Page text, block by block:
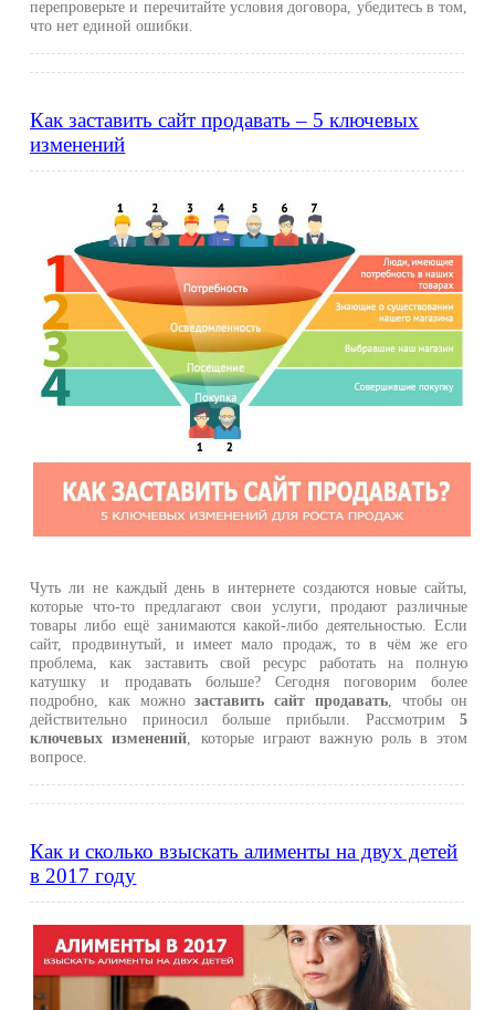
перепроверьте и перечитайте условия договора, убедитесь в том,
что нет единой ошибки.
Как заставить сайт продавать – 5 ключевых
изменений
Чуть ли не каждый день в интернете создаются новые сайты,
которые что-то предлагают свои услуги, продают различные
товары либо ещё занимаются какой-либо деятельностью. Если
сайт, продвинутый, и имеет мало продаж, то в чём же его
проблема, как заставить свой ресурс работать на полную
катушку и продавать больше? Сегодня поговорим более
подробно, как можнозаставить сайт продавать, чтобы он
действительно приносил больше прибыли. Рассмотрим5
ключевых изменений, которые играют важную роль в этом
вопросе.
Как и сколько взыскать алименты на двух детей
в 2017 году